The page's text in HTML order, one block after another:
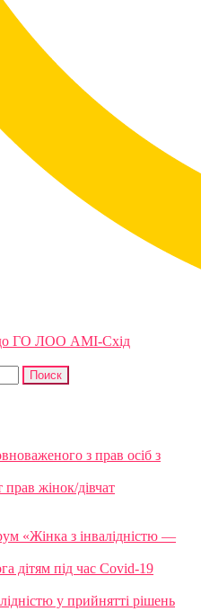
до ГО ЛОО АМІ-Схід
з прав осіб з
прав жінок/дівчат
«Жінка з інвалідністю —
дітям під час Covid-19
у прийнятті рішень